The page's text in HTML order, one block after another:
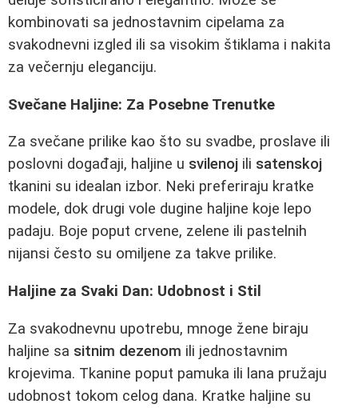
kombinovati sa jednostavnim cipelama za
svakodnevni izgled ili sa visokim štiklama i nakita
za večernju eleganciju.
Svečane Haljine: Za Posebne Trenutke
Za svečane prilike kao što su svadbe, proslave ili
poslovni događaji, haljine u svilenoj ili satenskoj
tkanini su idealan izbor. Neki preferiraju kratke
modele, dok drugi vole dugine haljine koje lepo
padaju. Boje poput crvene, zelene ili pastelnih
nijansi često su omiljene za takve prilike.
Haljine za Svaki Dan: Udobnost i Stil
Za svakodnevnu upotrebu, mnoge žene biraju
haljine sa sitnim dezenom ili jednostavnim
krojevima. Tkanine poput pamuka ili lana pružaju
udobnost tokom celog dana. Kratke haljine su